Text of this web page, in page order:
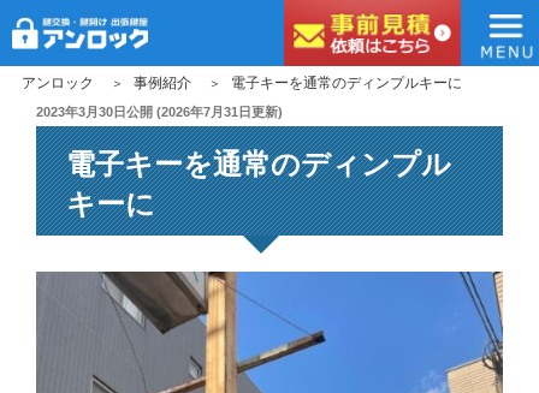
アンロック
アンロック 事例紹介 電子キーを通常のディンプルキーに
投
稿
日:
2023年3月30日公開 (2026年7月31日更新)
電子キーを通常のディンプル
キーに